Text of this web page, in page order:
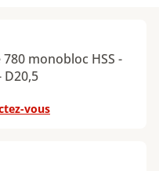
monobloc HSS -
D20,5
vous